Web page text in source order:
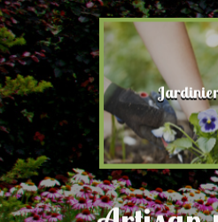
Jardinier